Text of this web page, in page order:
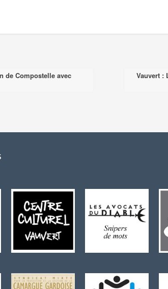
de Compostelle avec
Vauvert :